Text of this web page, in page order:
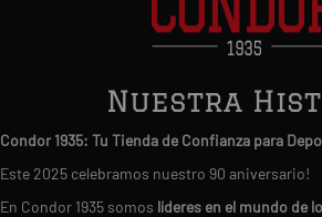
Nuestra
Condor 1935: Tu Tienda de Confianza para
Este 2025 celebramos nuestro 90 aniversario!
En Condor 1935 somos líderes en el mundo de